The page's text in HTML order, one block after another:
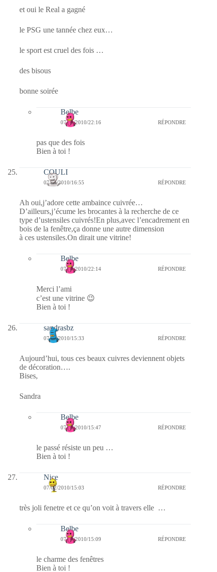
et oui le Real a gagné
le PSG une tannée chez eux…
le sport est cruel des fois …
des bisous
bonne soirée
Belbe
07/02/2010/22:16 RÉPONDRE
pas que des fois
Bien à toi !
COULI
07/02/2010/16:55 RÉPONDRE
Ah oui,j’adore cette ambaince cuivrée…
D’ailleurs,j’écume les brocantes à la recherche de ce
type d’ustensiles cuivrés!En plus,avec l’encadrement en
bois de la fenêtre,ça donne une autre dimension
à ces ustensiles.On dirait une vitrine!
Belbe
07/02/2010/22:14 RÉPONDRE
Merci l’ami
c’est une vitrine 😉
Bien à toi !
sandrasbz
07/02/2010/15:33 RÉPONDRE
Aujourd’hui, tous ces beaux cuivres deviennent objets
de décoration….
Bises,
Sandra
Belbe
07/02/2010/15:47 RÉPONDRE
le passé résiste un peu …
Bien à toi !
Nice
07/02/2010/15:03 RÉPONDRE
très joli fenetre et ce qu’on voit à travers elle …
Belbe
07/02/2010/15:09 RÉPONDRE
le charme des fenêtres
Bien à toi !